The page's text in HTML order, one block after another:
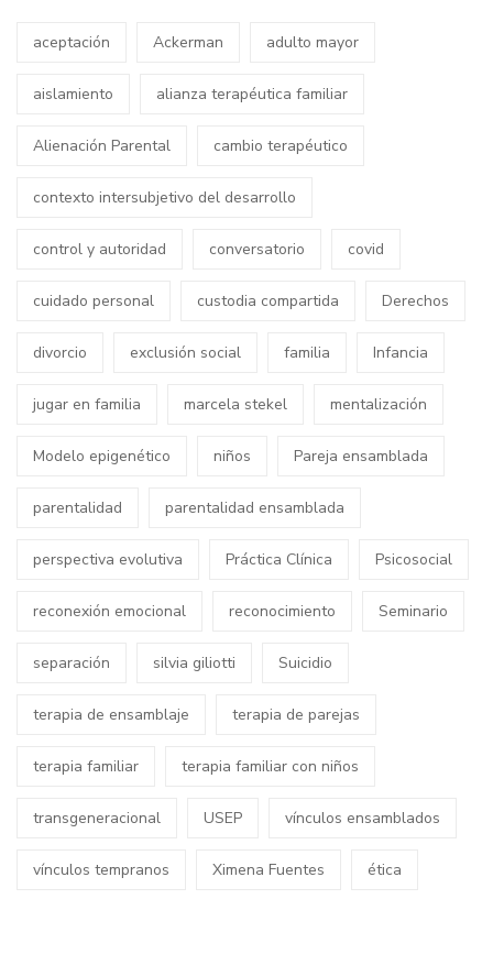
aceptación Ackerman adulto mayor
aislamiento alianza terapéutica familiar
Alienación Parental cambio terapéutico
contexto intersubjetivo del desarrollo
control y autoridad conversatorio covid
cuidado personal custodia compartida Derechos
divorcio exclusión social familia Infancia
jugar en familia marcela stekel mentalización
Modelo epigenético niños Pareja ensamblada
parentalidad parentalidad ensamblada
perspectiva evolutiva Práctica Clínica Psicosocial
reconexión emocional reconocimiento Seminario
separación silvia giliotti Suicidio
terapia de ensamblaje terapia de parejas
terapia familiar terapia familiar con niños
transgeneracional USEP vínculos ensamblados
vínculos tempranos Ximena Fuentes ética